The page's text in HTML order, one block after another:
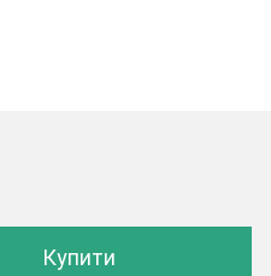
Купити